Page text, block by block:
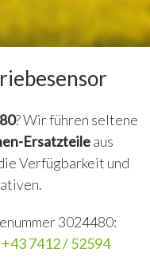
? Wir führen seltene
Ersatzteileaus
Verfügbarkeit und
3024480:
+43 7412 / 52594